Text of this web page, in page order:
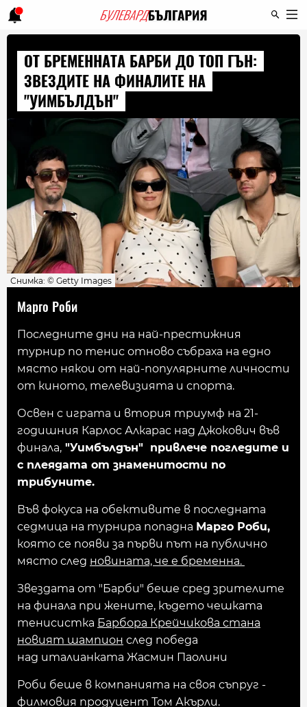
ОТ БРЕМЕННАТА БАРБИ ДО ТОП ГЪН:
ЗВЕЗДИТЕ НА ФИНАЛИТЕ НА
"УИМБЪЛДЪН"
Снимка: © Getty Images
Марго Роби
Последните дни на най-престижния
турнир по тенис отново събраха на едно
място някои от най-популярните личности
от киното, телевизията и спорта.
Освен с играта и втория триумф на 21-
годишния Карлос Алкарас над Джокович във
финала, "Уимбълдън" привлече погледите и
с плеядата от знаменитости по
трибуните.
Във фокуса на обективите в последната
седмица на турнира попадна Марго Роби,
която се появи за първи път на публично
място след новината, че е бременна.
Звездата от "Барби" беше сред зрителите
на финала при жените, където чешката
тенисистка Барбора Крейчикова стана
новият шампион след победа
над италианката Жасмин Паолини
Роби беше в компанията на своя съпруг -
филмовия продуцент Том Акърли.